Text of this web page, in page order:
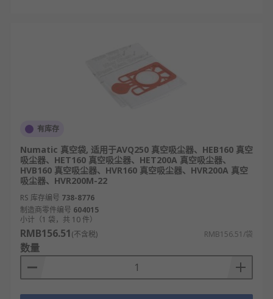
材质规格：吸头多为ABS塑料+尼龙滚刷，滤芯
为HEPA纤维/海绵，延长杆为铝合金/不锈钢。
家庭日常：吸头、软管、延长杆等用于客厅、
卧室、厨房、卫生间的地面、墙面、缝隙、床
品清洁。
商用场景：大功率吸头、工业级滤芯用于酒
店、商场、写字楼的大面积地面、地毯清洁。
工业场景：耐高温、防腐蚀配件用于工厂车间
的灰尘、碎屑清洁，适配恶劣清洁环境。
特殊场景：除螨吸头用于床品、沙发除螨；宠
物吸头用于清理宠物毛发；车载吸头用于汽车
内饰清洁。
有库存
Numatic 真空袋, 适用于AVQ250 真空吸尘器、HEB160 真空
吸尘器、HET160 真空吸尘器、HET200A 真空吸尘器、
HVB160 真空吸尘器、HVR160 真空吸尘器、HVR200A 真空
吸尘器、HVR200M-22
RS 库存编号 738-8776
制造商零件编号 604015
小计（1 袋，共 10 件）
RMB156.51(不含税) RMB156.51/袋
数量